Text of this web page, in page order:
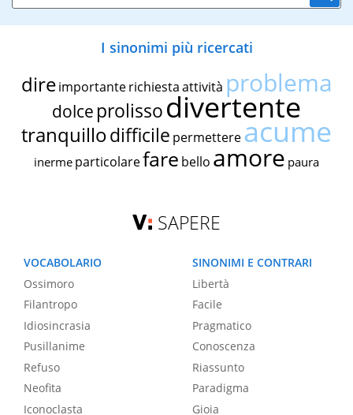
I sinonimi più ricercati
dire importante richiestaattività problema
dolce prolissodivertente
tranquillodifficile permettereacume
inerme particolarefare bello amore paura
SAPERE
VOCABOLARIO
Ossimoro
Filantropo
Idiosincrasia
Pusillanime
Refuso
Neofita
Iconoclasta
SINONIMI E CONTRARI
Libertà
Facile
Pragmatico
Conoscenza
Riassunto
Paradigma
Gioia